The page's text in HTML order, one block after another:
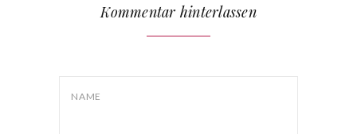
Kommentar hinterlassen
NAME